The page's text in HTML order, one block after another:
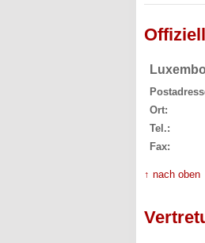
Ort:
Tel.:
Fax:
↑ nach oben